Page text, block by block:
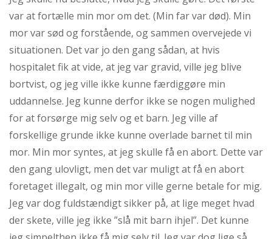
var at fortælle min mor om det. (Min far var død). Min
mor var sød og forstående, og sammen overvejede vi
situationen. Det var jo den gang sådan, at hvis
hospitalet fik at vide, at jeg var gravid, ville jeg blive
bortvist, og jeg ville ikke kunne færdiggøre min
uddannelse. Jeg kunne derfor ikke se nogen mulighed
for at forsørge mig selv og et barn. Jeg ville af
forskellige grunde ikke kunne overlade barnet til min
mor. Min mor syntes, at jeg skulle få en abort. Dette var
den gang ulovligt, men det var muligt at få en abort
foretaget illegalt, og min mor ville gerne betale for mig.
Jeg var dog fuldstændigt sikker på, at lige meget hvad
der skete, ville jeg ikke ”slå mit barn ihjel”. Det kunne